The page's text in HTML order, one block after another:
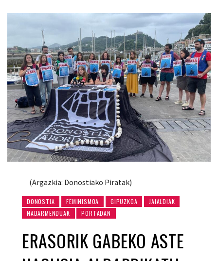
(Argazkia: Donostiako Piratak)
DONOSTIA FEMINISMOA GIPUZKOA
JAIALDIAK
NABARMENDUAK
PORTADAN
ERASORIK GABEKO ASTE